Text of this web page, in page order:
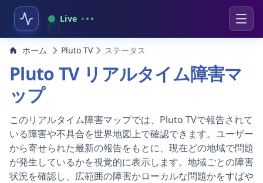
Live
ホーム Pluto TV ステータス
Pluto TV リアルタイム障害マ
ップ
このリアルタイム障害マップでは、Pluto TVで報告されて
いる障害や不具合を世界地図上で確認できます。ユーザー
から寄せられた最新の報告をもとに、現在どの地域で問題
が発生しているかを視覚的に表示します。地域ごとの障害
状況を確認し、広範囲の障害かローカルな問題かをすばや